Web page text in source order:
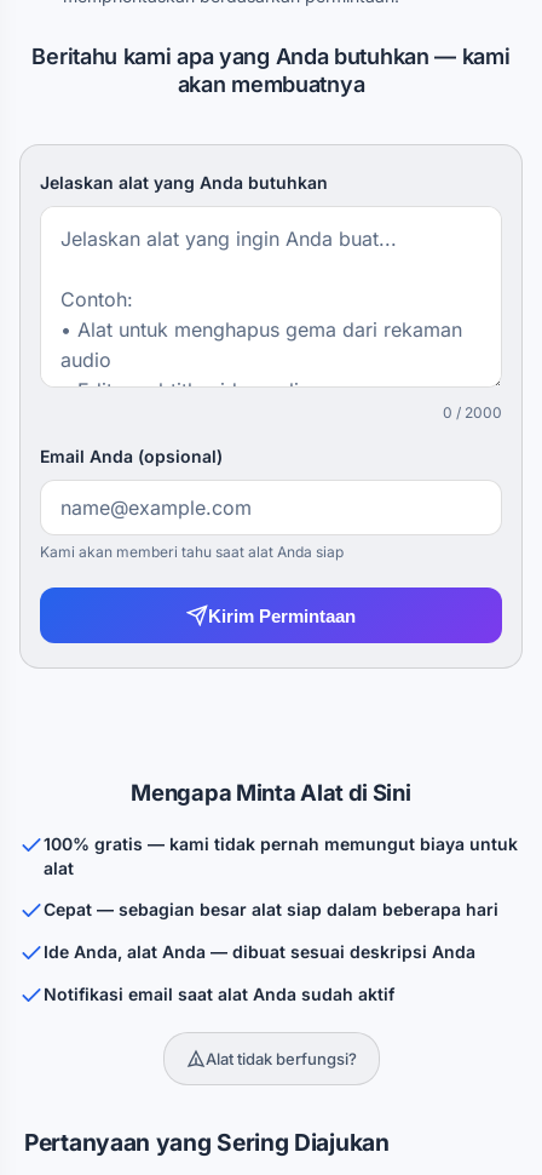
Beritahu kami apa yang Anda butuhkan — kami
akan membuatnya
Jelaskan alat yang Anda butuhkan
0 / 2000
Email Anda (opsional)
Kami akan memberi tahu saat alat Anda siap
Kirim Permintaan
Mengapa Minta Alat di Sini
100% gratis — kami tidak pernah memungut biaya untuk
alat
Cepat — sebagian besar alat siap dalam beberapa hari
Ide Anda, alat Anda — dibuat sesuai deskripsi Anda
Notifikasi email saat alat Anda sudah aktif
Alat tidak berfungsi?
Pertanyaan yang Sering Diajukan